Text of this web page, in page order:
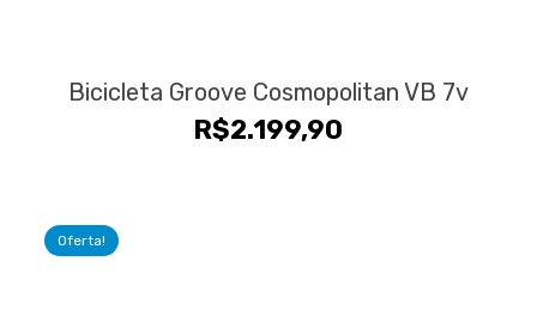
Bicicleta Groove Cosmopolitan VB 7v
R$2.199,90
Oferta!